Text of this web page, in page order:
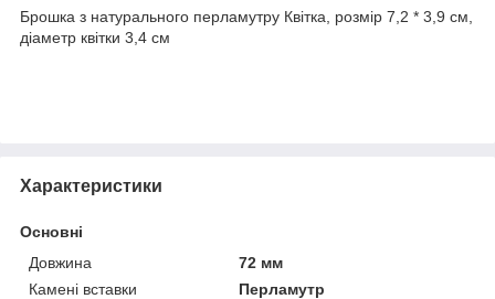
Брошка з натурального перламутру Квітка, розмір 7,2 * 3,9 см,
діаметр квітки 3,4 см
Характеристики
Основні
Довжина
72 мм
Камені вставки
Перламутр